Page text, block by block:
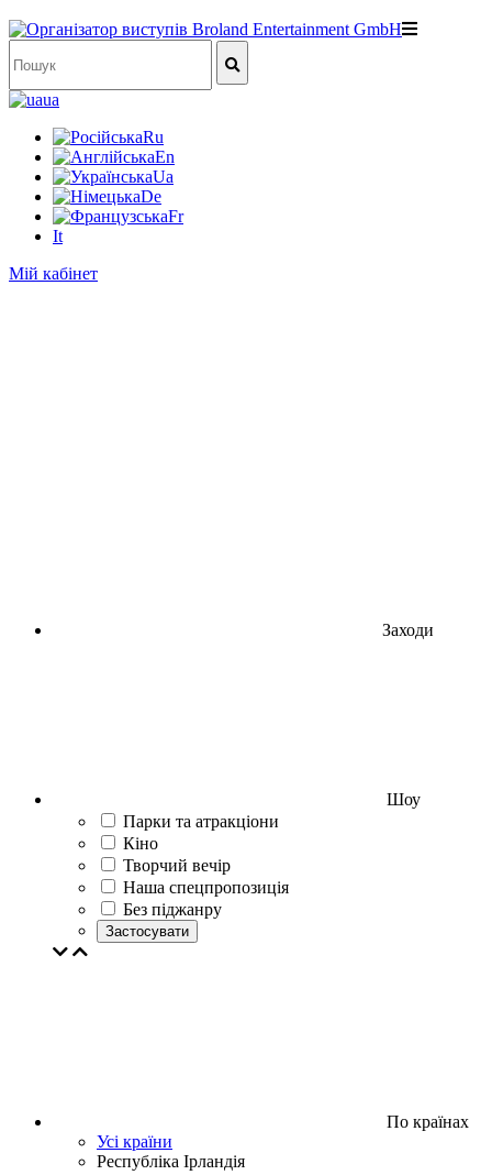
ua
Ru
En
Ua
De
Fr
It
Мій кабінет
Заходи
Шоу
Парки та атракціони
Кіно
Творчий вечір
Наша спецпропозиція
Без піджанру
Застосувати
По країнах
Усі країни
Республіка Ірландія